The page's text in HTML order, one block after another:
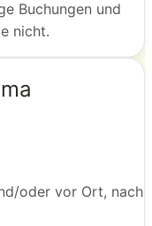
Buchungen und
nicht.
oder vor Ort, nach